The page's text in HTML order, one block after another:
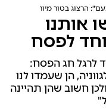
הרצוג בטור מיוחד לפסח
אותנו
לפסח
לרגל חג הפסח:
הן שעמדו לנו
חשוב שהן תהיינה